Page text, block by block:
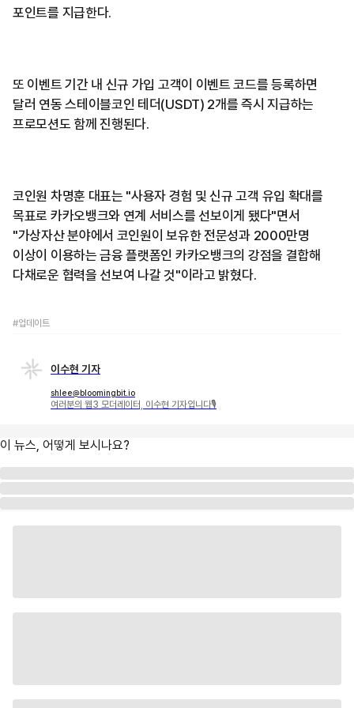
포인트를 지급한다.
또 이벤트 기간 내 신규 가입 고객이 이벤트 코드를 등록하면
달러 연동 스테이블코인 테더(USDT) 2개를 즉시 지급하는
프로모션도 함께 진행된다.
코인원 차명훈 대표는 "사용자 경험 및 신규 고객 유입 확대를
목표로 카카오뱅크와 연계 서비스를 선보이게 됐다"면서
"가상자산 분야에서 코인원이 보유한 전문성과 2000만명
이상이 이용하는 금융 플랫폼인 카카오뱅크의 강점을 결합해
다채로운 협력을 선보여 나갈 것"이라고 밝혔다.
#업데이트
이수현 기자
shlee@bloomingbit.io
여러분의 웹3 모더레이터, 이수현 기자입니다🎙
이 뉴스, 어떻게 보시나요?